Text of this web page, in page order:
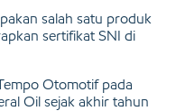
salah satu produk
sertifikat SNI di
Otomotif pada
Oil sejak akhir tahun